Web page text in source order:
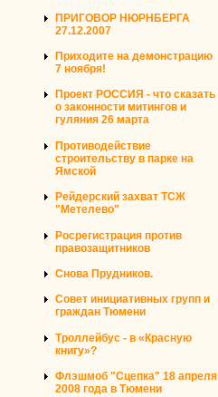
ПРИГОВОР НЮРНБЕРГА
27.12.2007
Приходите на демонстрацию
7 ноября!
Проект РОССИЯ - что сказать
о законности митингов и
гуляния 26 марта
Противодействие
строительству в парке на
Ямской
Рейдерский захват ТСЖ
"Метелево"
Росрегистрация против
правозащитников
Снова Прудников.
Совет инициативных групп и
граждан Тюмени
Троллейбус - в «Красную
книгу»?
Флэшмоб "Сцепка" 18 апреля
2008 года в Тюмени